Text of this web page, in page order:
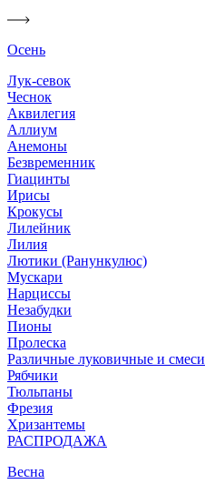
Осень
Лук-севок
Чеснок
Аквилегия
Аллиум
Анемоны
Безвременник
Гиацинты
Ирисы
Крокусы
Лилейник
Лилия
Лютики (Ранункулюс)
Мускари
Нарцисcы
Незабудки
Пионы
Пролеска
Различные луковичные и смеси
Рябчики
Тюльпаны
Фрезия
Хризантемы
РАСПРОДАЖА
Весна